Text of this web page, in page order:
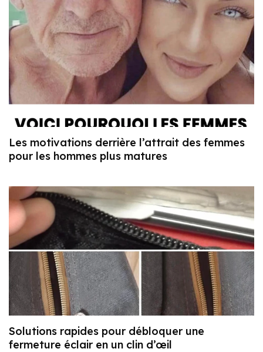
Les motivations derrière l’attrait des femmes
pour les hommes plus matures
Solutions rapides pour débloquer une
fermeture éclair en un clin d’œil